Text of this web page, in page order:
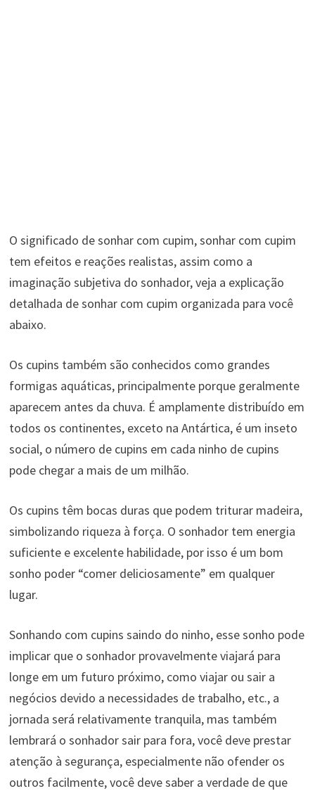
O significado de sonhar com cupim, sonhar com cupim
tem efeitos e reações realistas, assim como a
imaginação subjetiva do sonhador, veja a explicação
detalhada de sonhar com cupim organizada para você
abaixo.
Os cupins também são conhecidos como grandes
formigas aquáticas, principalmente porque geralmente
aparecem antes da chuva. É amplamente distribuído em
todos os continentes, exceto na Antártica, é um inseto
social, o número de cupins em cada ninho de cupins
pode chegar a mais de um milhão.
Os cupins têm bocas duras que podem triturar madeira,
simbolizando riqueza à força. O sonhador tem energia
suficiente e excelente habilidade, por isso é um bom
sonho poder “comer deliciosamente” em qualquer
lugar.
Sonhando com cupins saindo do ninho, esse sonho pode
implicar que o sonhador provavelmente viajará para
longe em um futuro próximo, como viajar ou sair a
negócios devido a necessidades de trabalho, etc., a
jornada será relativamente tranquila, mas também
lembrará o sonhador sair para fora, você deve prestar
atenção à segurança, especialmente não ofender os
outros facilmente, você deve saber a verdade de que